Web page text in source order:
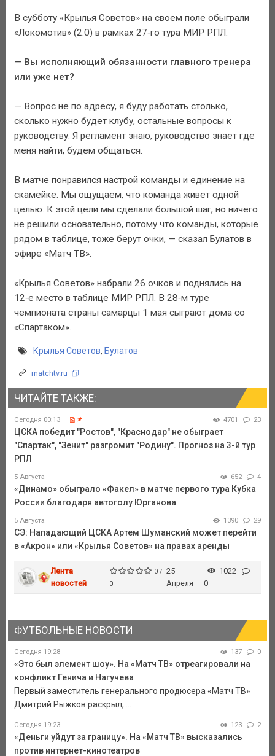
В субботу «Крылья Советов» на своем поле обыграли
«Локомотив» (2:0) в рамках 27‑го тура МИР РПЛ.
— Вы исполняющий обязанности главного тренера
или уже нет?
— Вопрос не по адресу, я буду работать столько,
сколько нужно будет клубу, остальные вопросы к
руководству. Я регламент знаю, руководство знает где
меня найти, будем общаться.
В матче понравился настрой команды и единение на
скамейке. Мы ощущаем, что команда живет одной
целью. К этой цели мы сделали большой шаг, но ничего
не решили основательно, потому что команды, которые
рядом в таблице, тоже берут очки, — сказал Булатов в
эфире «Матч ТВ».
«Крылья Советов» набрали 26 очков и поднялись на
12‑е место в таблице МИР РПЛ. В 28‑м туре
чемпионата страны самарцы 1 мая сыграют дома со
«Спартаком».
Крылья Советов, Булатов
matchtv.ru
ЧИТАЙТЕ ТАКЖЕ:
Сегодня 00:13 4701 23
ЦСКА победит "Ростов", "Краснодар" не обыграет
"Спартак", "Зенит" разгромит "Родину". Прогноз на 3-й тур
РПЛ
5 Августа 652 4
«Динамо» обыграло «Факел» в матче первого тура Кубка
России благодаря автоголу Юрганова
5 Августа 1390 29
СЭ: Нападающий ЦСКА Артем Шуманский может перейти
в «Акрон» или «Крылья Советов» на правах аренды
Лента
новостей
0 /
0
25
Апреля
1022
0
ФУТБОЛЬНЫЕ НОВОСТИ
Сегодня 19:28 137 0
«Это был элемент шоу». На «Матч ТВ» отреагировали на
конфликт Генича и Нагучева
Первый заместитель генерального продюсера «Матч ТВ»
Дмитрий Рыжков раскрыл, ...
Сегодня 19:23 123 2
«Деньги уйдут за границу». На «Матч ТВ» высказались
против интернет-кинотеатров